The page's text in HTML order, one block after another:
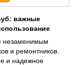
важные
незаменимым
и ремонтников.
и надежное